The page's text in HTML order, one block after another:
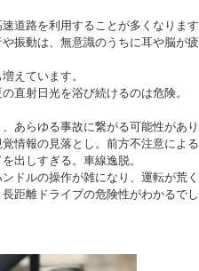
道路を利用することが多くなりま
振動は、無意識のうちに耳や脳が
えています。
直射日光を浴び続けるのは危険。
あらゆる事故に繋がる可能性があ
情報の見落とし。前方不注意によ
出しすぎる。車線逸脱。
ドルの操作が雑になり、運転が荒
距離ドライブの危険性がわかるで